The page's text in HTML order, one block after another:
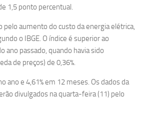
1,5 ponto percentual.
pelo aumento do custo da energia elétrica,
o IBGE. O índice é superior ao
ano passado, quando havia sido
de preços) de 0,36%.
ano e 4,61% em 12 meses. Os dados da
divulgados na quarta-feira (11) pelo